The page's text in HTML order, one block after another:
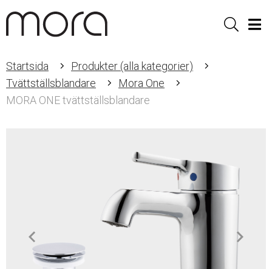
Sök
Startsida
Produkter (alla kategorier)
Tvättställsblandare
Mora One
MORA ONE tvättställsblandare